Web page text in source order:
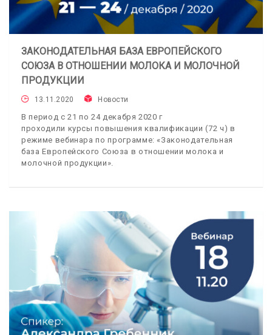
ЗАКОНОДАТЕЛЬНАЯ БАЗА ЕВРОПЕЙСКОГО
СОЮЗА В ОТНОШЕНИИ МОЛОКА И МОЛОЧНОЙ
ПРОДУКЦИИ
13.11.2020 Новости
В период с 21 по 24 декабря 2020 г
проходили курсы повышения квалификации (72 ч) в
режиме вебинара по программе: «Законодательная
база Европейского Союза в отношении молока и
молочной продукции».